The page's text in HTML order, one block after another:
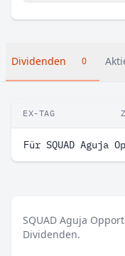
Dividenden 0
EX-TAG
Für SQUAD
SQUAD Aguja
Dividenden.